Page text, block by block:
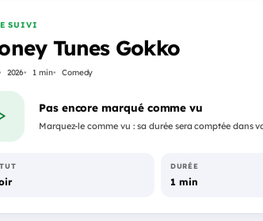
SUIVI
Tunes Gokko
2026 1 min Comedy
Pas encore marqué comme vu
Marquez-le comme vu : sa durée sera comptée dans
DURÉE
1 min